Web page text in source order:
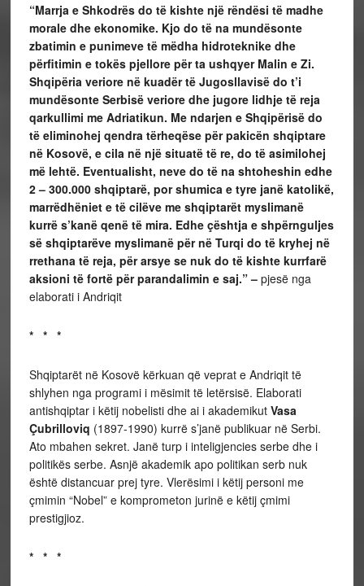
“Marrja e Shkodrës do të kishte një rëndësi të madhe
morale dhe ekonomike. Kjo do të na mundësonte
zbatimin e punimeve të mëdha hidroteknike dhe
përfitimin e tokës pjellore për ta ushqyer Malin e Zi.
Shqipëria veriore në kuadër të Jugosllavisë do t’i
mundësonte Serbisë veriore dhe jugore lidhje të reja
qarkullimi me Adriatikun. Me ndarjen e Shqipërisë do
të eliminohej qendra tërheqëse për pakicën shqiptare
në Kosovë, e cila në një situatë të re, do të asimilohej
më lehtë. Eventualisht, neve do të na shtoheshin edhe
2 – 300.000 shqiptarë, por shumica e tyre janë katolikë,
marrëdhëniet e të cilëve me shqiptarët myslimanë
kurrë s’kanë qenë të mira. Edhe çështja e shpërnguljes
së shqiptarëve myslimanë për në Turqi do të kryhej në
rrethana të reja, për arsye se nuk do të kishte kurrfarë
aksioni të fortë për parandalimin e saj.” – pjesë nga
elaborati i Andriqit
* * *
Shqiptarët në Kosovë kërkuan që veprat e Andriqit të
shlyhen nga programi i mësimit të letërsisë. Elaborati
antishqiptar i këtij nobelisti dhe ai i akademikut Vasa
Çubrilloviq (1897-1990) kurrë s’janë publikuar në Serbi.
Ato mbahen sekret. Janë turp i inteligjencies serbe dhe i
politikës serbe. Asnjë akademik apo politikan serb nuk
është distancuar prej tyre. Vlerësimi i këtij personi me
çmimin “Nobel” e komprometon jurinë e këtij çmimi
prestigjioz.
* * *